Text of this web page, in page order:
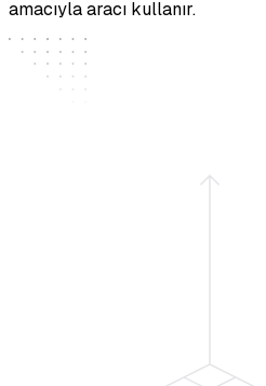
amacıyla aracı kullanır.